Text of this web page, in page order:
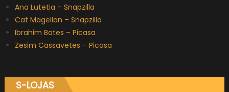
Ana Lutetia – Snapzilla
Cat Magellan – Snapzilla
Ibrahim Bates – Picasa
Zesim Cassavetes – Picasa
S-LOJAS